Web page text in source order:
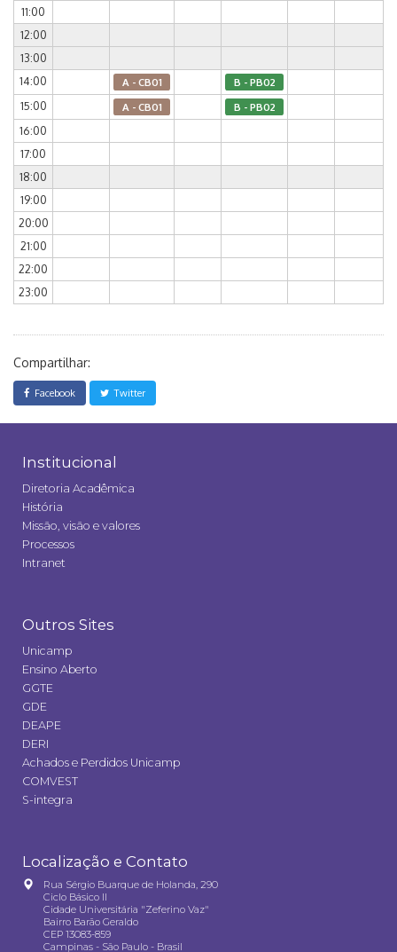
11:00
12:00
13:00
14:00
A - CB01 B - PB02
15:00 A - CB01 B - PB02
16:00
17:00
18:00
19:00
20:00
21:00
22:00
23:00
Compartilhar:
Facebook Twitter
Institucional
Diretoria Acadêmica
História
Missão, visão e valores
Processos
Intranet
Outros Sites
Unicamp
Ensino Aberto
GGTE
GDE
DEAPE
DERI
Achados e Perdidos Unicamp
COMVEST
S-integra
Localização e Contato
Rua Sérgio Buarque de Holanda, 290
Ciclo Básico II
Cidade Universitária "Zeferino Vaz"
Bairro Barão Geraldo
CEP 13083-859
Campinas - São Paulo - Brasil